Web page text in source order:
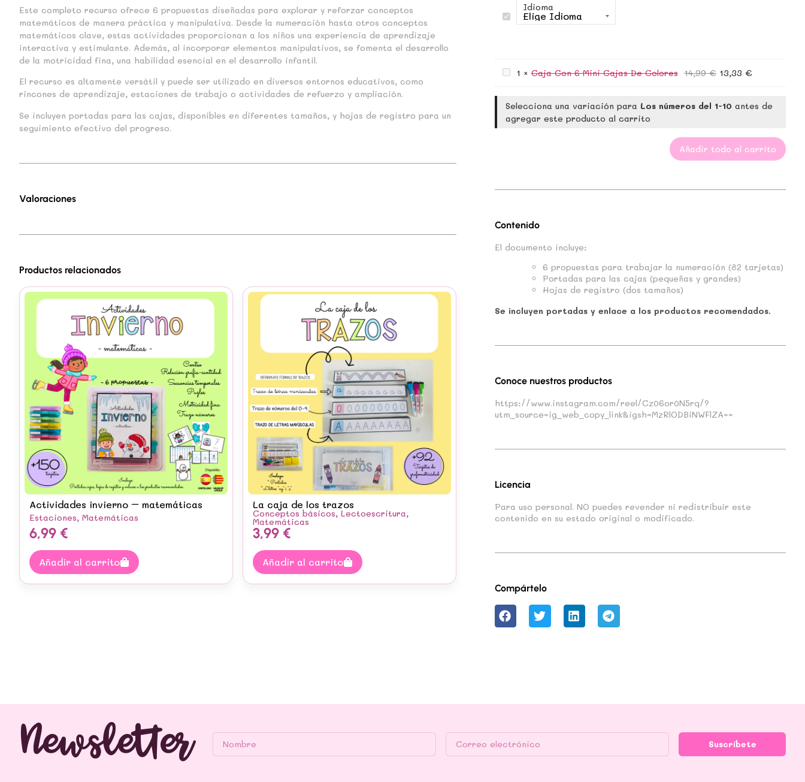
Los
Números
Idioma
Caja
Con
6
Cajas
De
Colores
1 ×Caja Con 6 Mini Cajas De Colores 14,99€ 13,33 €
Selecciona una variación para Los números del 1-10 antes de
agregar este producto al carrito
Añadir todo al carrito
Contenido
El documento incluye:
6 propuestas para trabajar la numeración (82 tarjetas)
Portadas para las cajas (pequeñas y grandes)
Hojas de registro (dos tamaños)
Se incluyen portadas y enlace a los productos recomendados.
Conoce nuestros productos
https://www.instagram.com/reel/Cz06or0N5rq/?
utm_source=ig_web_copy_link&igsh=MzRlODBiNWFlZA==
Licencia
Para uso personal. NO puedes revender ni redistribuir este
contenido en su estado original o modificado.
Compártelo
Este completo recurso ofrece 6 propuestas diseñadas para explorar y reforzar conceptos
matemáticos de manera práctica y manipulativa. Desde la numeración hasta otros conceptos
matemáticos clave, estas actividades proporcionan a los niños una experiencia de aprendizaje
interactiva y estimulante. Además, al incorporar elementos manipulativos, se fomenta el desarrollo
de la motricidad fina, una habilidad esencial en el desarrollo infantil.
El recurso es altamente versátil y puede ser utilizado en diversos entornos educativos, como
rincones de aprendizaje, estaciones de trabajo o actividades de refuerzo y ampliación.
Se incluyen portadas para las cajas, disponibles en diferentes tamaños, y hojas de registro para un
seguimiento efectivo del progreso.
Valoraciones
Productos relacionados
Actividades invierno – matemáticas
Estaciones, Matemáticas
6,99 €
Añadir al carrito
La caja de los trazos
Conceptos básicos, Lectoescritura,
Matemáticas
3,99 €
Añadir al carrito
Newsletter Suscríbete